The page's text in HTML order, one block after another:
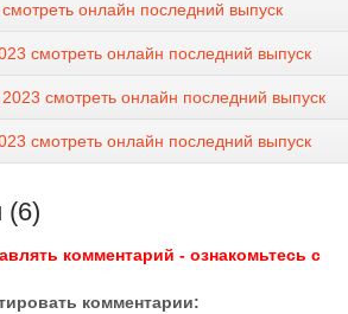
онлайн последний выпуск
смотреть онлайн последний выпуск
смотреть онлайн последний выпуск
смотреть онлайн последний выпуск
(6)
комментарий - ознакомьтесь с
комментарии: